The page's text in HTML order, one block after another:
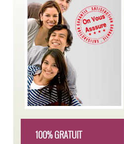
100% GRATUIT